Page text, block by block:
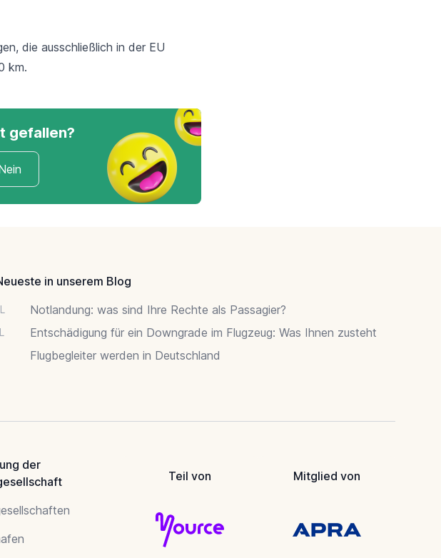
die ausschließlich in der EU
km.
gefallen?
in unserem Blog
Notlandung: was sind Ihre Rechte als Passagier?
Entschädigung für ein Downgrade im Flugzeug: Was Ihnen zusteht
Flugbegleiter werden in Deutschland
der
Teil von Mitglied von